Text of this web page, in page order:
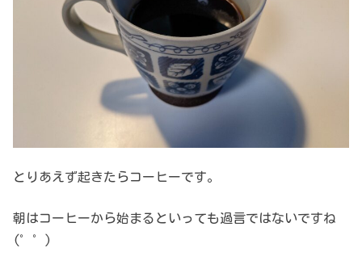
とりあえず起きたらコーヒーです。
朝はコーヒーから始まるといっても過言ではないですね
(゜゜)